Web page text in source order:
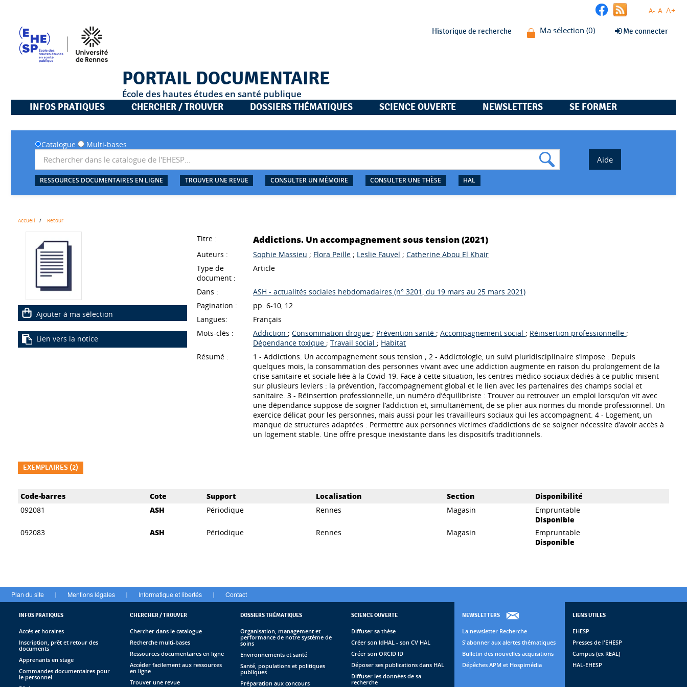
A- A A+
Historique de recherche Me connecter
PORTAIL DOCUMENTAIRE
École des hautes études en santé publique
INFOS PRATIQUES
CHERCHER / TROUVER DOSSIERS THÉMATIQUES SCIENCE OUVERTE NEWSLETTERS SE FORMER
Catalogue Multi-bases
RESSOURCES DOCUMENTAIRES EN LIGNE TROUVER UNE REVUE CONSULTER UN MÉMOIRE CONSULTER UNE THÈSE HAL
Accueil Retour
Ajouter à ma sélection
Lien vers la notice
Titre : Addictions. Un accompagnement sous tension (2021)
Auteurs : Sophie Massieu ; Flora Peille ; Leslie Fauvel ;Catherine Abou El Khair
Type de
document :
Article
Dans :
ASH - actualités sociales hebdomadaires (n° 3201, du 19 mars au 25 mars 2021)
Pagination :
pp. 6-10, 12
Langues:
Français
Mots-clés :
Addiction ; Consommation drogue ; Prévention santé ; Accompagnement social ; Réinsertion professionnelle ;
Dépendance toxique ; Travail social ; Habitat
Résumé :
1 - Addictions. Un accompagnement sous tension ; 2 - Addictologie, un suivi pluridisciplinaire s’impose : Depuis
quelques mois, la consommation des personnes vivant avec une addiction augmente en raison du prolongement de la
crise sanitaire et sociale liée à la Covid-19. Face à cette situation, les centres médico-sociaux dédiés à ce public misent
sur plusieurs leviers : la prévention, l’accompagnement global et le lien avec les partenaires des champs social et
sanitaire. 3 - Réinsertion professionnelle, un numéro d’équilibriste : Trouver ou retrouver un emploi lorsqu’on vit avec
une dépendance suppose de soigner l’addiction et, simultanément, de se plier aux normes du monde professionnel. Un
exercice délicat pour les personnes, mais aussi pour les travailleurs sociaux qui les accompagnent. 4 - Logement, un
manque de structures adaptées : Permettre aux personnes victimes d’addictions de se soigner nécessite d’avoir accès à
un logement stable. Une offre presque inexistante dans les dispositifs traditionnels.
EXEMPLAIRES (2)
Liste des exemplaires
Code-barres Cote Support Localisation Section
Disponibilité
092081
ASH Périodique Rennes Magasin
Empruntable
Disponible
092083
ASH Périodique Rennes Magasin
Empruntable
Disponible
Plan du site | Mentions légales | Informatique et libertés | Contact
INFOS PRATIQUES
Accès et horaires
Inscription, prêt et retour des
documents
Apprenants en stage
Commandes documentaires pour
le personnel
CHERCHER / TROUVER
Chercher dans le catalogue
Recherche multi-bases
Ressources documentaires en ligne
Accéder facilement aux ressources
en ligne
Trouver une revue
DOSSIERS THÉMATIQUES
Organisation, management et
performance de notre système de
soins
Environnements et santé
Santé, populations et politiques
publiques
Préparation aux concours
SCIENCE OUVERTE
Diffuser sa thèse
Créer son IdHAL - son CV HAL
Créer son ORCID ID
Déposer ses publications dans HAL
Diffuser les données de sa
recherche
NEWSLETTERS
La newsletter Recherche
S'abonner aux alertes thématiques
Bulletin des nouvelles acquisitions
Dépêches APM et Hospimédia
LIENS UTILES
EHESP
Presses de l'EHESP
Campus (ex REAL)
HAL-EHESP